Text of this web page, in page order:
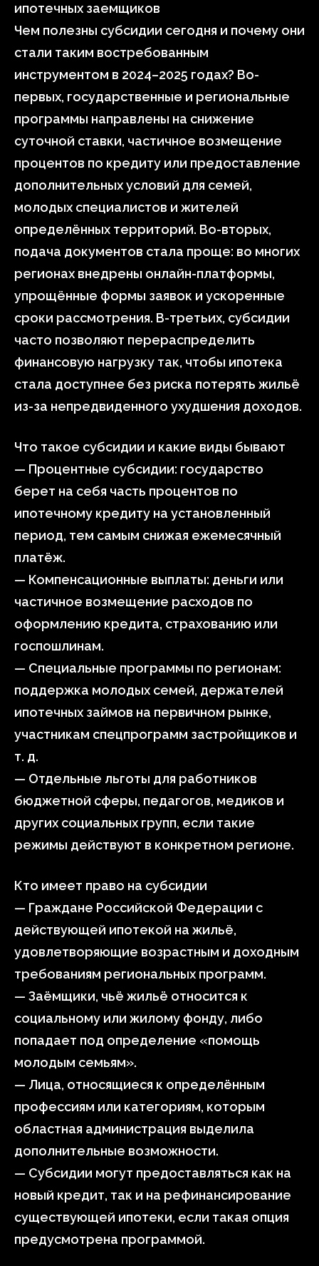
ипотечных заемщиков
Чем полезны субсидии сегодня и почему они
стали таким востребованным
инструментом в 2024–2025 годах? Во-
первых, государственные и региональные
программы направлены на снижение
суточной ставки, частичное возмещение
процентов по кредиту или предоставление
дополнительных условий для семей,
молодых специалистов и жителей
определённых территорий. Во-вторых,
подача документов стала проще: во многих
регионах внедрены онлайн-платформы,
упрощённые формы заявок и ускоренные
сроки рассмотрения. В-третьих, субсидии
часто позволяют перераспределить
финансовую нагрузку так, чтобы ипотека
стала доступнее без риска потерять жильё
из-за непредвиденного ухудшения доходов.
Что такое субсидии и какие виды бывают
— Процентные субсидии: государство
берет на себя часть процентов по
ипотечному кредиту на установленный
период, тем самым снижая ежемесячный
платёж.
— Компенсационные выплаты: деньги или
частичное возмещение расходов по
оформлению кредита, страхованию или
госпошлинам.
— Специальные программы по регионам:
поддержка молодых семей, держателей
ипотечных займов на первичном рынке,
участникам спецпрограмм застройщиков и
т. д.
— Отдельные льготы для работников
бюджетной сферы, педагогов, медиков и
других социальных групп, если такие
режимы действуют в конкретном регионе.
Кто имеет право на субсидии
— Граждане Российской Федерации с
действующей ипотекой на жильё,
удовлетворяющие возрастным и доходным
требованиям региональных программ.
— Заёмщики, чьё жильё относится к
социальному или жилому фонду, либо
попадает под определение «помощь
молодым семьям».
— Лица, относящиеся к определённым
профессиям или категориям, которым
областная администрация выделила
дополнительные возможности.
— Субсидии могут предоставляться как на
новый кредит, так и на рефинансирование
существующей ипотеки, если такая опция
предусмотрена программой.